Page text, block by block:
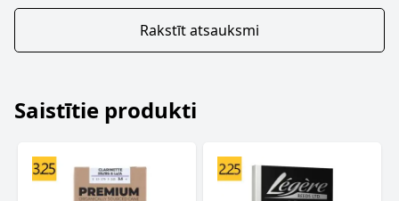
Rakstīt atsauksmi
Saistītie produkti